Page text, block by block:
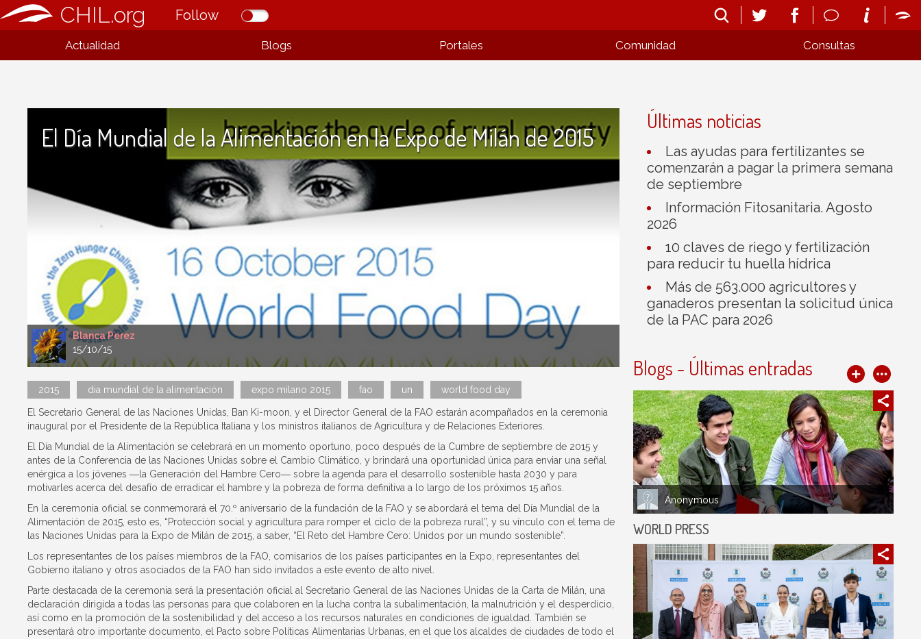
CHIL.org Follow
Actualidad Blogs Portales Comunidad Consultas
Blanca Perez
15/10/15
El Día Mundial de la Alimentación en la Expo de Milán de 2015
2015 dia mundial de la alimentación expo milano 2015 fao un world food day
El Secretario General de las Naciones Unidas, Ban Ki-moon, y el Director General de la FAO estarán acompañados en la ceremonia
inaugural por el Presidente de la República Italiana y los ministros italianos de Agricultura y de Relaciones Exteriores.
El Día Mundial de la Alimentación se celebrará en un momento oportuno, poco después de la Cumbre de septiembre de 2015 y
antes de la Conferencia de las Naciones Unidas sobre el Cambio Climático, y brindará una oportunidad única para enviar una señal
enérgica a los jóvenes ―la Generación del Hambre Cero― sobre la agenda para el desarrollo sostenible hasta 2030 y para
motivarles acerca del desafío de erradicar el hambre y la pobreza de forma definitiva a lo largo de los próximos 15 años.
En la ceremonia oficial se conmemorará el 70.º aniversario de la fundación de la FAO y se abordará el tema del Día Mundial de la
Alimentación de 2015, esto es, “Protección social y agricultura para romper el ciclo de la pobreza rural”, y su vínculo con el tema de
las Naciones Unidas para la Expo de Milán de 2015, a saber, “El Reto del Hambre Cero: Unidos por un mundo sostenible”.
Los representantes de los países miembros de la FAO, comisarios de los países participantes en la Expo, representantes del
Gobierno italiano y otros asociados de la FAO han sido invitados a este evento de alto nivel.
Parte destacada de la ceremonia será la presentación oficial al Secretario General de las Naciones Unidas de la Carta de Milán, una
declaración dirigida a todas las personas para que colaboren en la lucha contra la subalimentación, la malnutrición y el desperdicio,
así como en la promoción de la sostenibilidad y del acceso a los recursos naturales en condiciones de igualdad. También se
presentará otro importante documento, el Pacto sobre Políticas Alimentarias Urbanas, en el que los alcaldes de ciudades de todo el
Últimas noticias
Las ayudas para fertilizantes se
comenzarán a pagar la primera semana
de septiembre
Información Fitosanitaria. Agosto
2026
10 claves de riego y fertilización
para reducir tu huella hídrica
Más de 563.000 agricultores y
ganaderos presentan la solicitud única
de la PAC para 2026
Blogs - Últimas entradas
Anonymous
WORLD PRESS